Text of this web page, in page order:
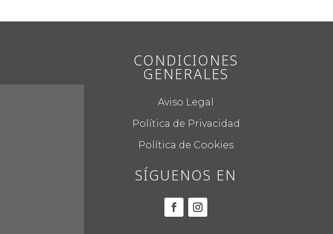
CONDICIONES
GENERALES
Aviso Legal
Política de Privacidad
Política de Cookies
SÍGUENOS EN